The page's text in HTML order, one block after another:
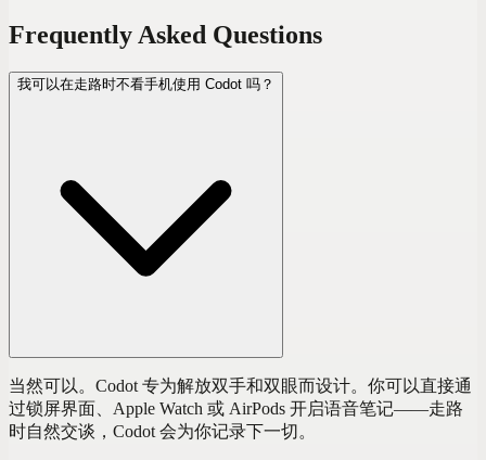
Frequently Asked Questions
我可以在走路时不看手机使用 Codot 吗？
当然可以。Codot 专为解放双手和双眼而设计。你可以直接通
过锁屏界面、Apple Watch 或 AirPods 开启语音笔记——走路
时自然交谈，Codot 会为你记录下一切。